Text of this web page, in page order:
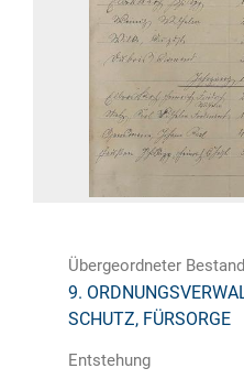
Übergeordneter Bestand
9.
SCHUTZ, FÜRSORGE
Entstehung